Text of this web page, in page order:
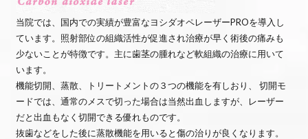
当院では、国内での実績が豊富なヨシダオペレーザーPROを導入し
ています。照射部位の組織活性が促進され治療が早く術後の痛みも
少ないことが特徴です。主に歯茎の腫れなど軟組織の治療に用いて
います。
機能切開、蒸散、トリートメントの３つの機能を有しおり、 切開モ
ードでは、通常のメスで切った場合は当然出血しますが、レーザー
だと出血もなく切開できる優れものです。
抜歯などをした後に蒸散機能を用いると傷の治りが良くなります。